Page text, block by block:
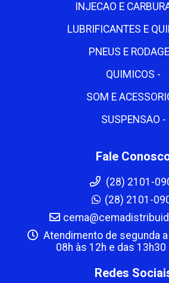
INJECAO E
LUBRIFICANTES E
PNEUS E
QUIMICOS -
SOM E
SUSPENSAO -
Fale
(28) 2101-
(28) 2101-
Atendimento de segunda
08h às 12h e das 13h30
Redes